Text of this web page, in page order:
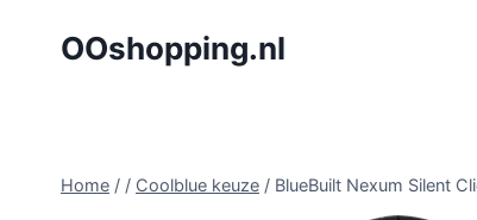
OOshopping.nl
Home / / Coolblue keuze / BlueBuilt Nexum Silent